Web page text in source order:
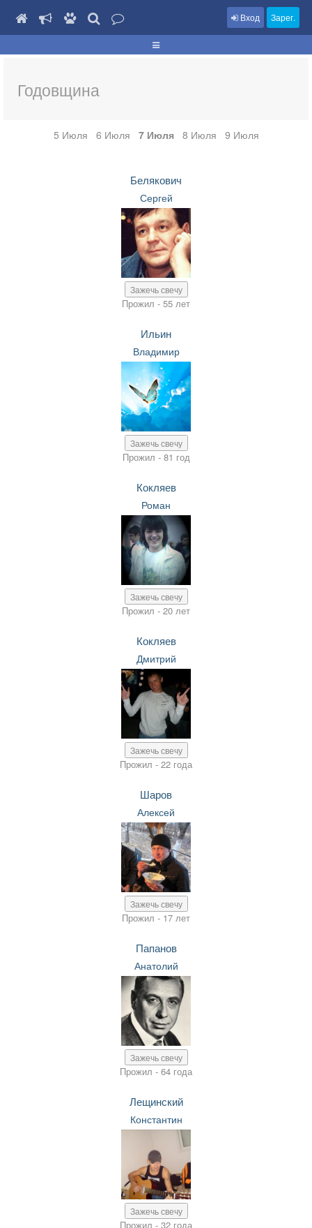
Вход Зарег.
Годовщина
5 Июля 6 Июля 7 Июля 8 Июля 9 Июля
Белякович
Сергей
Зажечь свечу
Прожил - 55 лет
Ильин
Владимир
Зажечь свечу
Прожил - 81 год
Кокляев
Роман
Зажечь свечу
Прожил - 20 лет
Кокляев
Дмитрий
Зажечь свечу
Прожил - 22 года
Шаров
Алексей
Зажечь свечу
Прожил - 17 лет
Папанов
Анатолий
Зажечь свечу
Прожил - 64 года
Лещинский
Константин
Зажечь свечу
Прожил - 32 года